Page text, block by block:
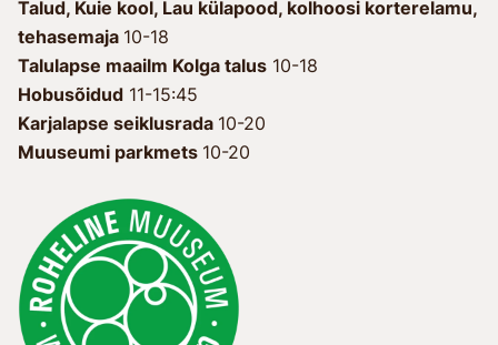
Talud, Kuie kool, Lau külapood, kolhoosi korterelamu,
tehasemaja 10-18
Talulapse maailm Kolga talus 10-18
Hobusõidud 11-15:45
Karjalapse seiklusrada 10-20
Muuseumi parkmets 10-20